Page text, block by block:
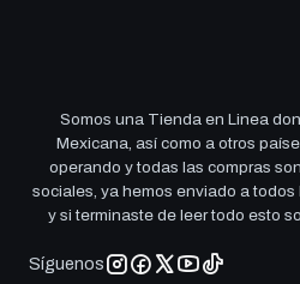
Somos una Tienda en Linea
Mexicana, así como a otros
operando y todas las compras
sociales, ya hemos enviado a
y si terminaste de leer todo esto
Síguenos